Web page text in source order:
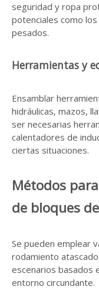
seguridad y ropa
potenciales como
pesados.
Herramientas y
Ensamblar
hidráulicas, mazos,
ser necesarias
calentadores de
ciertas situaciones.
Métodos
de bloques
Se pueden emplear
rodamiento
escenarios basados
entorno circundante.